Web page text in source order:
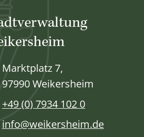
Marktplatz 7,
97990 Weikersheim
+49 (0) 7934 102 0
info@weikersheim.de